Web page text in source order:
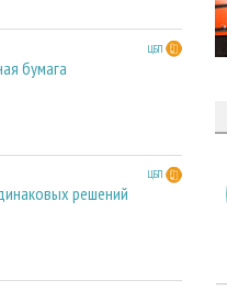
ЦБП
бумага
ЦБП
решений